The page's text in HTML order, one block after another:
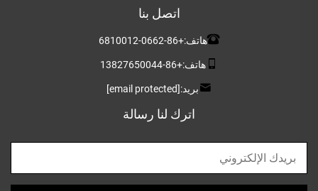
اتصل بنا
هاتف:+86-0662-6810012
هاتف:+86-13827650044
بريد:[email protected]
اترك لنا رسالة